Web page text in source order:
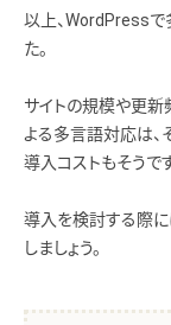
以上、WordPress
た。
サイトの規模や更新
よる多言語対応は、
導入コストもそうで
導入を検討する際
しましょう。